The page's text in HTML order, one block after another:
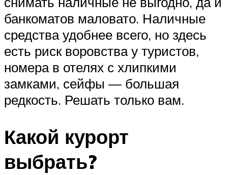
банкоматов маловато. Наличные
средства удобнее всего, но здесь
есть риск воровства у туристов,
номера в отелях с хлипкими
замками, сейфы — большая
редкость. Решать только вам.
Какой курорт
выбрать?